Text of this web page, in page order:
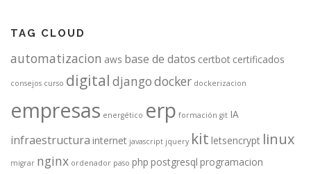
TAG CLOUD
automatizacion aws base de datos certbot certificados
consejos curso digital djangodocker dockerizacion
empresas energético erp formación git IA
infraestructura internet javascript jquery kit letsencrypt linux
migrar nginx ordenador paso php postgresql programacion